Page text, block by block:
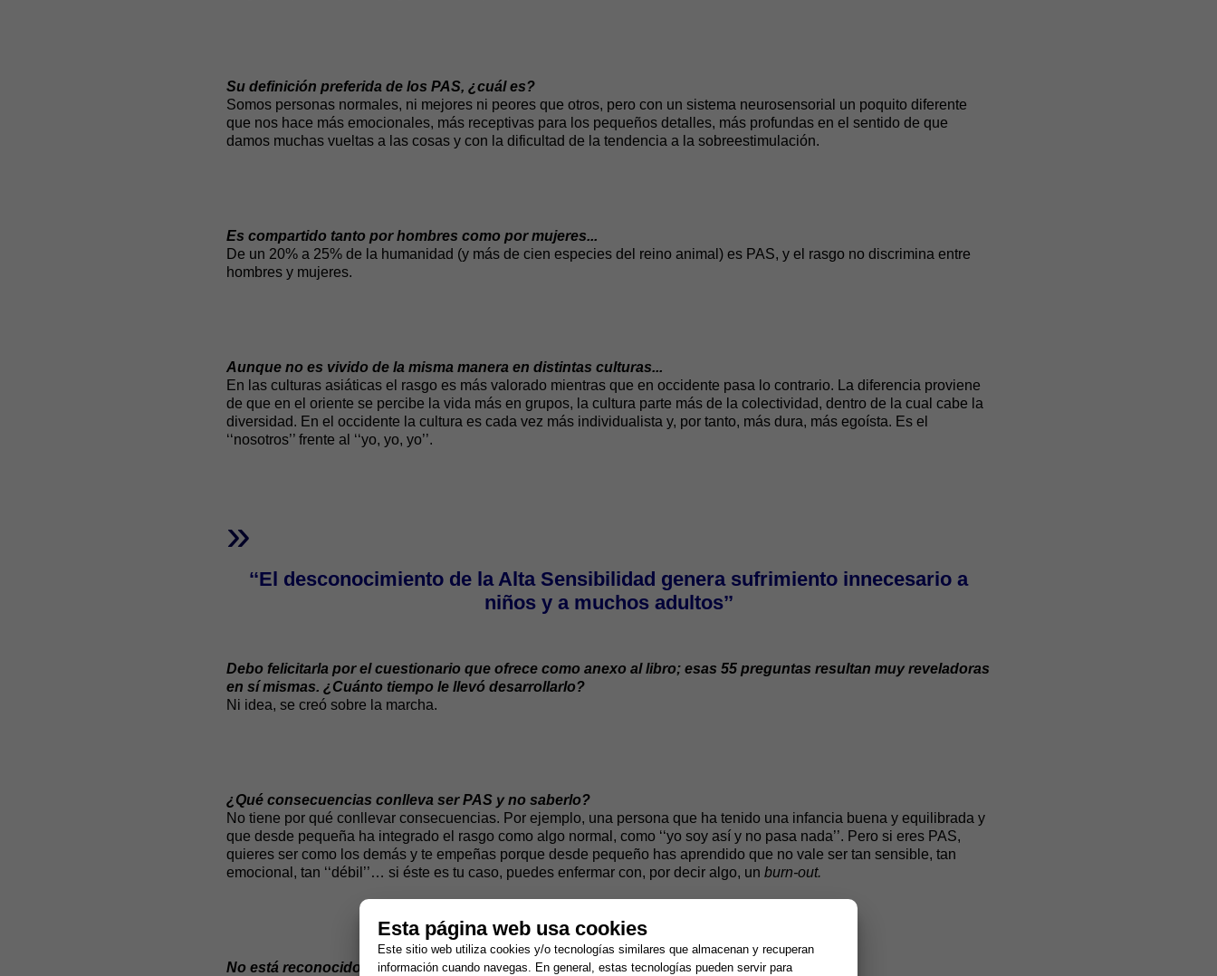
Su definición preferida de los PAS, ¿cuál es?
Somos personas normales, ni mejores ni peores que otros, pero con un sistema neurosensorial un poquito diferente
que nos hace más emocionales, más receptivas para los pequeños detalles, más profundas en el sentido de que
damos muchas vueltas a las cosas y con la dificultad de la tendencia a la sobreestimulación.
Es compartido tanto por hombres como por mujeres...
De un 20% a 25% de la humanidad (y más de cien especies del reino animal) es PAS, y el rasgo no discrimina entre
hombres y mujeres.
Aunque no es vivido de la misma manera en distintas culturas...
En las culturas asiáticas el rasgo es más valorado mientras que en occidente pasa lo contrario. La diferencia proviene
de que en el oriente se percibe la vida más en grupos, la cultura parte más de la colectividad, dentro de la cual cabe la
diversidad. En el occidente la cultura es cada vez más individualista y, por tanto, más dura, más egoísta. Es el
‘‘nosotros’’ frente al ‘‘yo, yo, yo’’.
»
‘‘El desconocimiento de la Alta Sensibilidad genera sufrimiento innecesario a
niños y a muchos adultos’’
Debo felicitarla por el cuestionario que ofrece como anexo al libro; esas 55 preguntas resultan muy reveladoras
en sí mismas. ¿Cuánto tiempo le llevó desarrollarlo?
Ni idea, se creó sobre la marcha.
¿Qué consecuencias conlleva ser PAS y no saberlo?
No tiene por qué conllevar consecuencias. Por ejemplo, una persona que ha tenido una infancia buena y equilibrada y
que desde pequeña ha integrado el rasgo como algo normal, como ‘‘yo soy así y no pasa nada’’. Pero si eres PAS,
quieres ser como los demás y te empeñas porque desde pequeño has aprendido que no vale ser tan sensible, tan
emocional, tan ‘‘débil’’… si éste es tu caso, puedes enfermar con, por decir algo, un burn-out.
No está reconocido en los programas formativos de los profesionales de la salud mental...
Esta página web usa cookies
Este sitio web utiliza cookies y/o tecnologías similares que almacenan y recuperan
información cuando navegas. En general, estas tecnologías pueden servir para